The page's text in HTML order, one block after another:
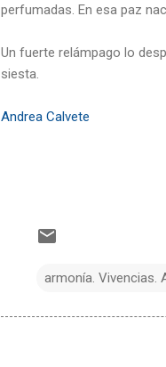
perfumadas. En esa paz
Un fuerte relámpago lo
siesta.
Andrea Calvete
armonía. Vivencias.